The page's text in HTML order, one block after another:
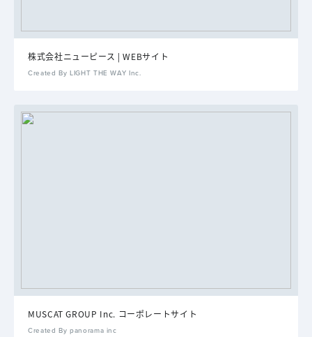
株式会社ニューピース | WEBサイト
Created By LIGHT THE WAY Inc.
MUSCAT GROUP Inc. コーポレートサイト
Created By panorama inc